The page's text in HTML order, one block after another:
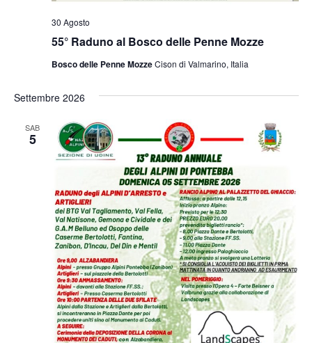
55° Raduno al Bosco delle Penne Mozze
30 Agosto
Bosco delle Penne MozzeCison di Valmarino, Italia
Settembre 2026
SAB
5